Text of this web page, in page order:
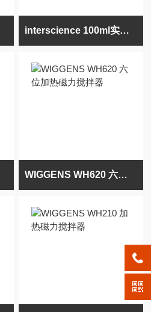
interscience 100ml实验室均质器
WIGGENS WH620 六位加热磁力搅拌器